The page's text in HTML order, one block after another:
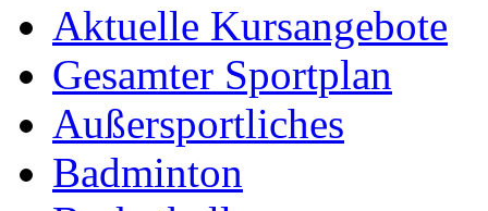
Aktuelle Kursangebote
Gesamter Sportplan
Außersportliches
Badminton